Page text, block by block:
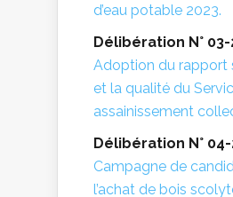
d’eau potable 2023.
Délibération N° 03-
Adoption du rapport
et la qualité du
assainissement
Délibération N° 04-
Campagne de
l’achat de bois